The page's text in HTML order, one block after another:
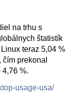
na trhu s
štatistík
teraz 5,04 %
prekonal
4,76 %.
usage-usa/